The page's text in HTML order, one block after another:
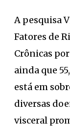
A pesquisa
Fatores de
Crônicas
ainda que
está em
diversas
visceral